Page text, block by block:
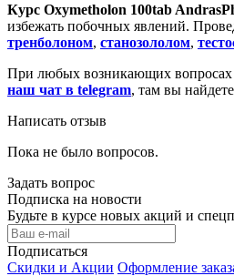
Курс Oxymetholon 100tab
избежать побочных явлений.
тренболоном, станозололом,
При любых возникающих вопросах
наш чат в telegram, там вы
Написать отзыв
Пока не было вопросов.
Задать вопрос
Подписка на новости
Будьте в курсе новых акций и
Подписаться
Скидки и Акции Оформление